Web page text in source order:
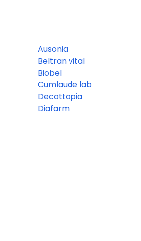
Ausonia
Beltran vital
Biobel
Cumlaude lab
Decottopia
Diafarm